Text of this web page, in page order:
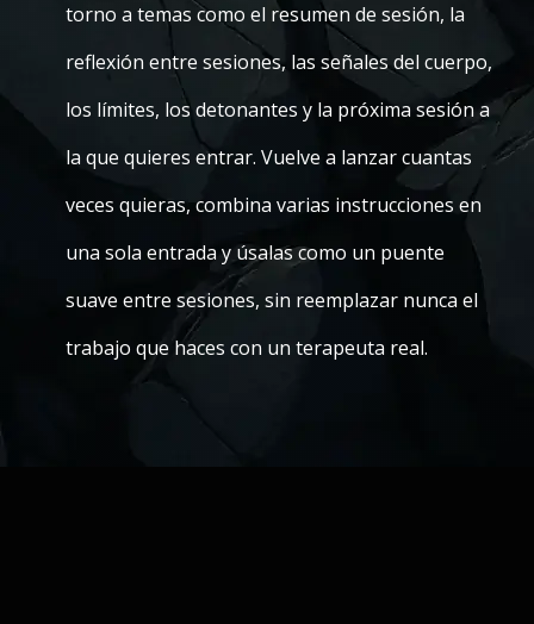
torno a temas como el resumen de sesión, la
reflexión entre sesiones, las señales del cuerpo,
los límites, los detonantes y la próxima sesión a
la que quieres entrar. Vuelve a lanzar cuantas
veces quieras, combina varias instrucciones en
una sola entrada y úsalas como un puente
suave entre sesiones, sin reemplazar nunca el
trabajo que haces con un terapeuta real.